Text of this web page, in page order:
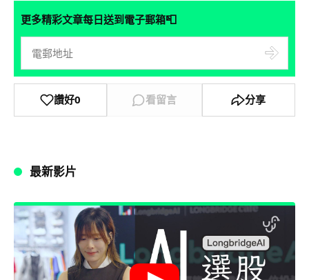
更多精彩文章每日送到電子郵箱📮
讚好0 看留言 分享
最新影片